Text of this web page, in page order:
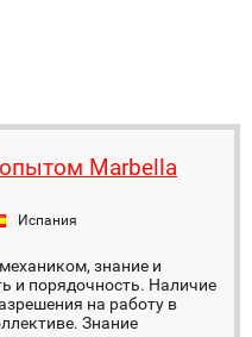
Marbella
Испания
знание и
и порядочность. Наличие
на работу в
Знание